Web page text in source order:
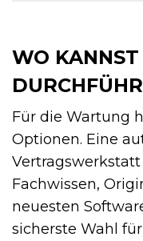
WO
Für die Wartung
Optionen. Eine
Fachwissen,
neuesten
sicherste Wahl